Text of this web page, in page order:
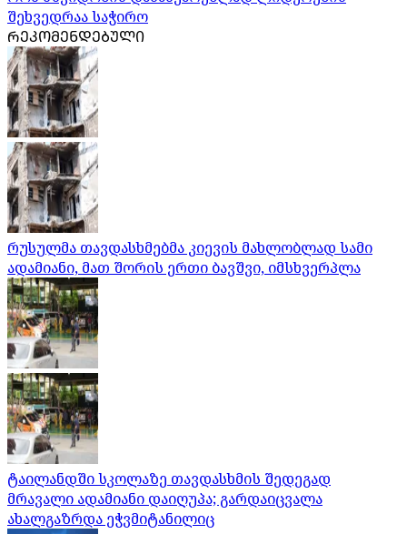
შეხვედრაა საჭირო
ᲠᲔᲙᲝᲛᲔᲜᲓᲔᲑᲣᲚᲘ
რუსულმა თავდასხმებმა კიევის მახლობლად სამი
ადამიანი, მათ შორის ერთი ბავშვი, იმსხვერპლა
ტაილანდში სკოლაზე თავდასხმის შედეგად
მრავალი ადამიანი დაიღუპა; გარდაიცვალა
ახალგაზრდა ეჭვმიტანილიც